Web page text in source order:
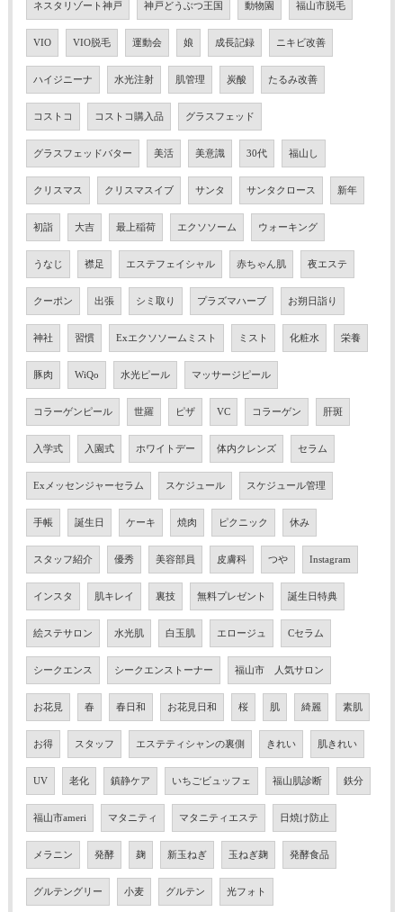
ネスタリゾート神戸 神戸どうぶつ王国 動物園 福山市脱毛
VIO VIO脱毛 運動会 娘 成長記録 ニキビ改善
ハイジニーナ 水光注射 肌管理 炭酸 たるみ改善
コストコ コストコ購入品 グラスフェッド
グラスフェッドバター 美活 美意識 30代 福山し
クリスマス クリスマスイブ サンタ サンタクロース 新年
初詣 大吉 最上稲荷 エクソソーム ウォーキング
うなじ 襟足 エステフェイシャル 赤ちゃん肌 夜エステ
クーポン 出張 シミ取り プラズマハーブ お朔日詣り
神社 習慣 Exエクソソームミスト ミスト 化粧水 栄養
豚肉 WiQo 水光ピール マッサージピール
コラーゲンピール 世羅 ピザ VC コラーゲン 肝斑
入学式 入園式 ホワイトデー 体内クレンズ セラム
Exメッセンジャーセラム スケジュール スケジュール管理
手帳 誕生日 ケーキ 焼肉 ピクニック 休み
スタッフ紹介 優秀 美容部員 皮膚科 つや Instagram
インスタ 肌キレイ 裏技 無料プレゼント 誕生日特典
絵ステサロン 水光肌 白玉肌 エロージュ Cセラム
シークエンス シークエンストーナー 福山市 人気サロン
お花見 春 春日和 お花見日和 桜 肌 綺麗 素肌
お得 スタッフ エステティシャンの裏側 きれい 肌きれい
UV 老化 鎮静ケア いちごビュッフェ 福山肌診断 鉄分
福山市ameri マタニティ マタニティエステ 日焼け防止
メラニン 発酵 麹 新玉ねぎ 玉ねぎ麹 発酵食品
グルテングリー 小麦 グルテン 光フォト